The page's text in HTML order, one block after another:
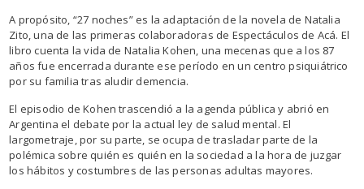
A propósito, “27 noches” es la adaptación de la novela de Natalia
Zito, una de las primeras colaboradoras de Espectáculos de Acá. El
libro cuenta la vida de Natalia Kohen, una mecenas que a los 87
años fue encerrada durante ese período en un centro psiquiátrico
por su familia tras aludir demencia.
El episodio de Kohen trascendió a la agenda pública y abrió en
Argentina el debate por la actual ley de salud mental. El
largometraje, por su parte, se ocupa de trasladar parte de la
polémica sobre quién es quién en la sociedad a la hora de juzgar
los hábitos y costumbres de las personas adultas mayores.